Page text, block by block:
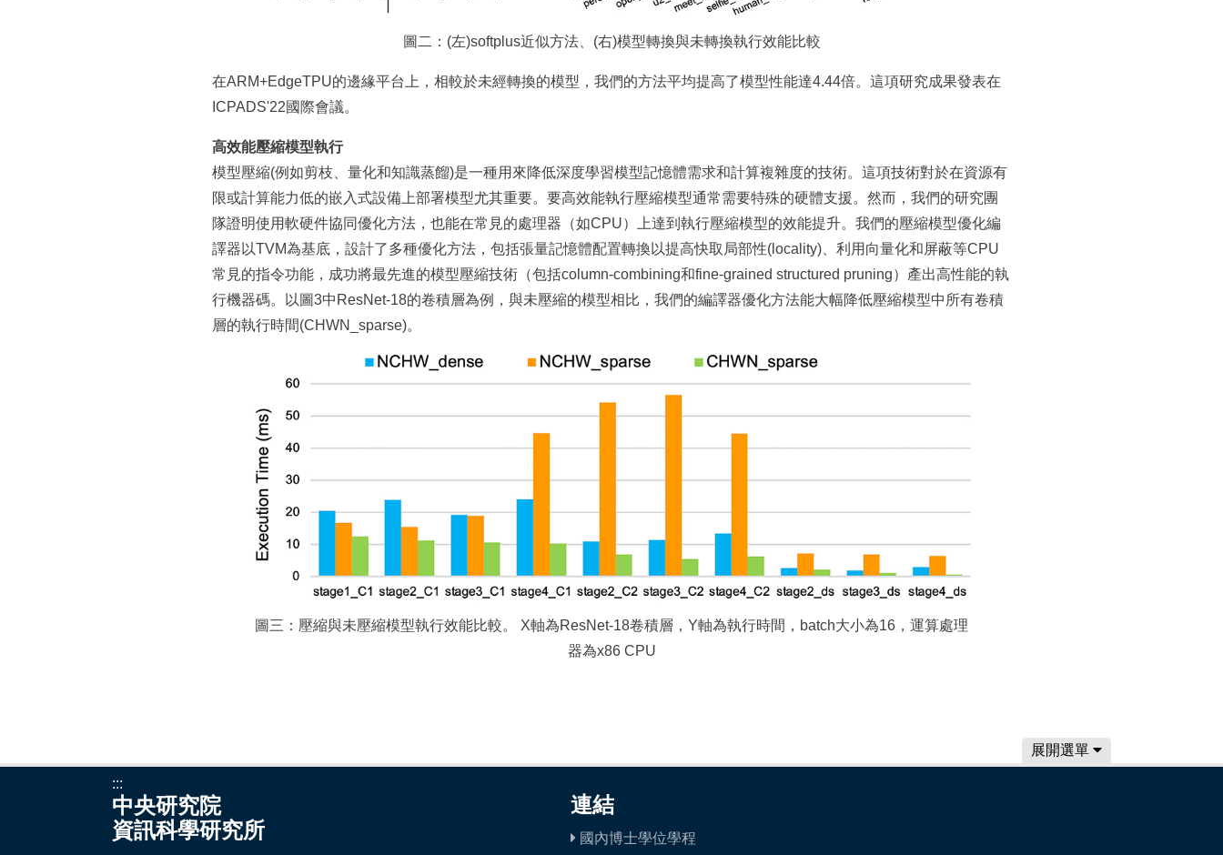
圖二：(左)softplus近似方法、(右)模型轉換與未轉換執行效能比較
在ARM+EdgeTPU的邊緣平台上，相較於未經轉換的模型，我們的方法平均提高了模型性能達4.44倍。這項研究成果發表在
ICPADS'22國際會議。
高效能壓縮模型執行
模型壓縮(例如剪枝、量化和知識蒸餾)是一種用來降低深度學習模型記憶體需求和計算複雜度的技術。這項技術對於在資源有
限或計算能力低的嵌入式設備上部署模型尤其重要。要高效能執行壓縮模型通常需要特殊的硬體支援。然而，我們的研究團
隊證明使用軟硬件協同優化方法，也能在常見的處理器（如CPU）上達到執行壓縮模型的效能提升。我們的壓縮模型優化編
譯器以TVM為基底，設計了多種優化方法，包括張量記憶體配置轉換以提高快取局部性(locality)、利用向量化和屏蔽等CPU
常見的指令功能，成功將最先進的模型壓縮技術（包括column-combining和fine-grained structured pruning）產出高性能的執
行機器碼。以圖3中ResNet-18的卷積層為例，與未壓縮的模型相比，我們的編譯器優化方法能大幅降低壓縮模型中所有卷積
層的執行時間(CHWN_sparse)。
圖三：壓縮與未壓縮模型執行效能比較。 X軸為ResNet-18卷積層，Y軸為執行時間，batch大小為16，運算處理
器為x86 CPU
展開選單
:::
中央研究院
資訊科學研究所
連結
國內博士學位學程